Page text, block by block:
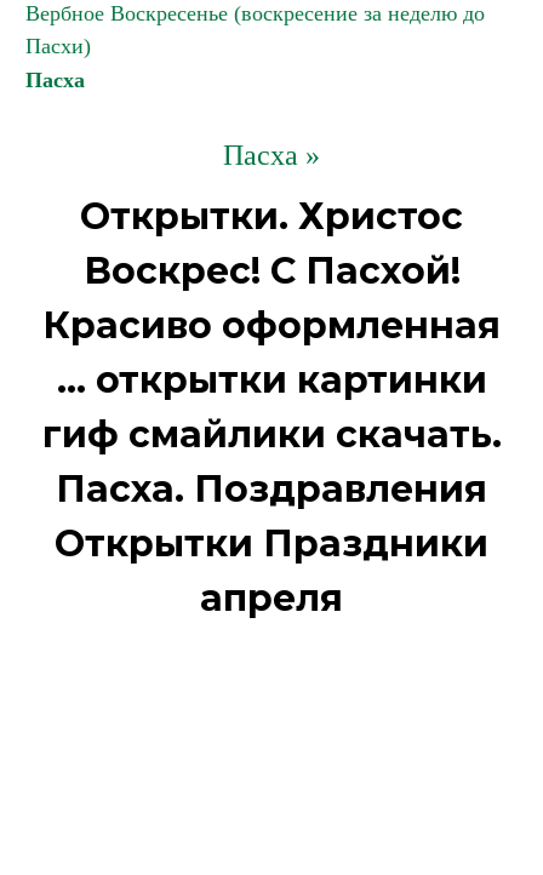
Вербное Воскресенье (воскресение за неделю до
Пасхи)
Пасха
Пасха »
Открытки. Христос
Воскрес! С Пасхой!
Красиво оформленная
... открытки картинки
гиф смайлики скачать.
Пасха. Поздравления
Открытки Праздники
апреля